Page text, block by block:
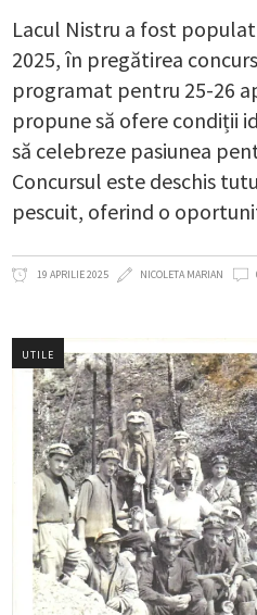
Lacul Nistru a fost
2025, în pregătirea
programat pentru 25-26
propune să ofere condiții
să celebreze pasiunea
Concursul este deschis
pescuit, oferind o
19 APRILIE 2025 NICOLETA MARIAN
UTILE